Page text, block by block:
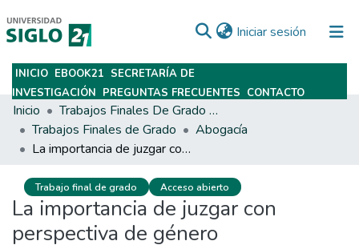
Iniciar sesión (current)
Subir
INICIO EBOOK21 SECRETARÍA DE
INVESTIGACIÓN PREGUNTAS FRECUENTES CONTACTO
Inicio
Trabajos Finales De Grado Y Posgrado
Trabajos Finales de Grado
Abogacía
La importancia de juzgar con perspectiva de género
Trabajo final de grado Acceso abierto
La importancia de juzgar con
perspectiva de género